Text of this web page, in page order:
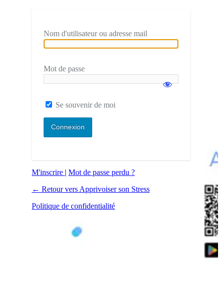
Nom d'utilisateur ou adresse mail
Mot de passe
Se souvenir de moi
M'inscrire | Mot de passe perdu ?
← Retour vers Apprivoiser son Stress
Politique de confidentialité